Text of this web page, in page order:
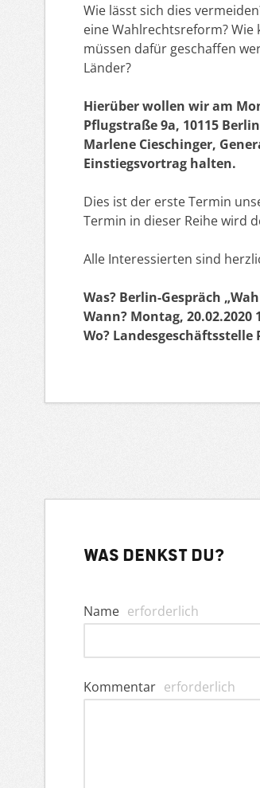
Wie lässt sich dies
eine Wahlrechtsreform?
müssen dafür geschaffen
Länder?
Hierüber wollen wir am
Pflugstraße 9a, 10115
Marlene Cieschinger,
Einstiegsvortrag halten.
Dies ist der erste Termin
Termin in dieser Reihe wird
Alle Interessierten sind
Was? Berlin-Gespräch
Wann? Montag, 20.02.2020
Wo? Landesgeschäftsstelle
Was denkst du?
Name erforderlich
Kommentar erforderlich